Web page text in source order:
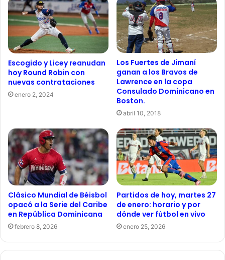
Escogido y Licey reanudan
hoy Round Robin con
nuevas contrataciones
enero 2, 2024
Los Fuertes de Jimaní
ganan a los Bravos de
Lawrence en la copa
Consulado Dominicano en
Boston.
abril 10, 2018
Clásico Mundial de Béisbol
opacó a la Serie del Caribe
en República Dominicana
febrero 8, 2026
Partidos de hoy, martes 27
de enero: horario y por
dónde ver fútbol en vivo
enero 25, 2026